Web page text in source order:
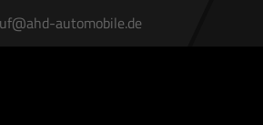
automobile.de